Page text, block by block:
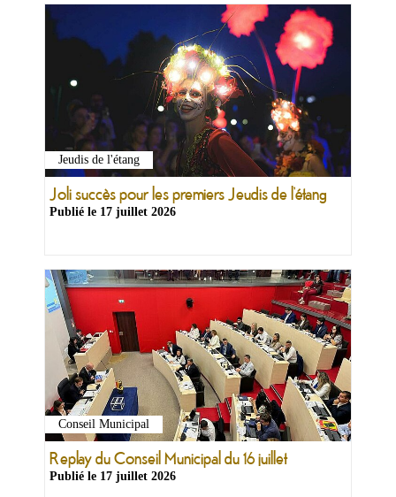
Jeudis de l'étang
Joli succès pour les premiers Jeudis de l’étang
Publié le 17 juillet 2026
Conseil Municipal
Replay du Conseil Municipal du 16 juillet
Publié le 17 juillet 2026